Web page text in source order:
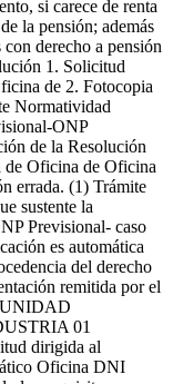
si carece de renta
la pensión; además
derecho a pensión
1. Solicitud
de 2. Fotocopia
Normatividad
ONP
de la Resolución
Oficina de Oficina
errada. (1) Trámite
sustente la
Previsional- caso
es automática
del derecho
remitida por el
01
dirigida al
Oficina DNI